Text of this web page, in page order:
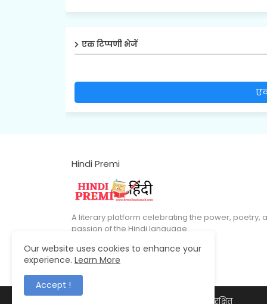
एक टिप्पणी भेजें
Hindi Premi
A literary platform celebrating the power, poetry,
passion of the Hindi language.
© 2026 डॉ. मुल्ला आदम अली – सर्वाधिकार सुरक्षित
Our website uses cookies to enhance your
experience. Learn More
Accept !